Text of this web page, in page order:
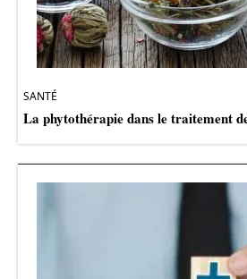
SANTÉ
La phytothérapie dans le traitement